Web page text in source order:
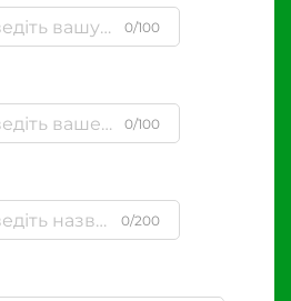
0/100
0/100
0/200